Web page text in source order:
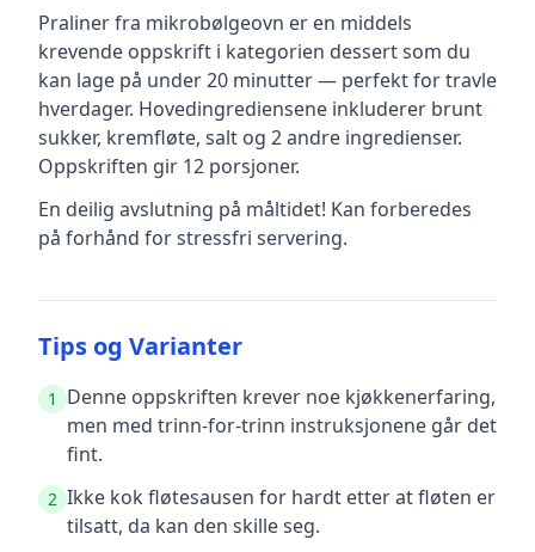
Praliner fra mikrobølgeovn er en middels
krevende oppskrift i kategorien dessertsom du
kan lage på under 20 minutter — perfekt for travle
hverdager. Hovedingrediensene inkluderer brunt
sukker, kremfløte, salt og 2 andre ingredienser.
Oppskriften gir 12 porsjoner.
En deilig avslutning på måltidet! Kan forberedes
på forhånd for stressfri servering.
Tips og Varianter
1
Denne oppskriften krever noe kjøkkenerfaring,
men med trinn-for-trinn instruksjonene går det
fint.
2 Ikke kok fløtesausen for hardt etter at fløten er
tilsatt, da kan den skille seg.